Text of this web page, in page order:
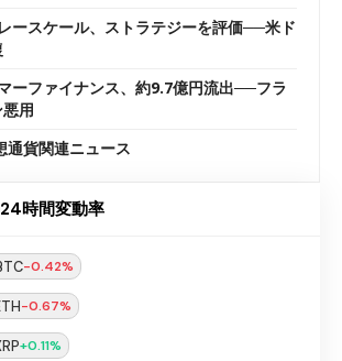
レースケール、ストラテジーを評価──米ド
ーファイナンス、約9.7億円流出──フラ
用
通貨関連ニュース
時間変動率
-0.42%
-0.67%
+0.11%